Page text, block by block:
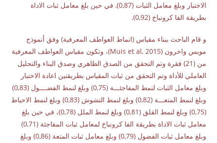
الاختبار وبلغ معامل الثبات (0,87), في حين بلغ معامل ثبات الاداة
بطريقة الفا كرونباخ (0,92).
و قام الباحث ببناء مقياس (انماط العواطف المعرفية) وفق أنموذج
مويس واخرون (Muis et al, 2015)، وتكون مقياس العواطف المعرفية
من (21) فقرة وتم التحقق من الصدق الظاهري وصدق البناء والتحليل
العاملي للأداة وتم التحقق من ثبات المقياس بطريقتين اعادة الاختبار
وبلغ معامل الثبات لنمط المفاجئـــة (0,75) وبلغ لنمط الفضــــول (0,83)
وبلغ لنمط المتعـــة (0,82) وبلغ لنمط التشوش (0,83) وبلغ لنمط الاحباط
(0,75) وبلغ لنمط القلق (0,81) وبلغ لنمط الملل (0,78)، في حين بلغ
معامل ثبات الاداة بطريقة الفا كرونباخ لمعامل ثبات المفاجئة (0,71)
وبلغ معامل ثبات الفضول (0,79) وبلغ معامل ثبات المتعة (0,86) وبلغ